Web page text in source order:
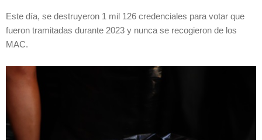
Este día, se destruyeron 1 mil 126 credenciales para votar que
fueron tramitadas durante 2023 y nunca se recogieron de los
MAC.